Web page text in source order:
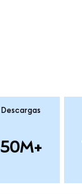
Descargas
50M+